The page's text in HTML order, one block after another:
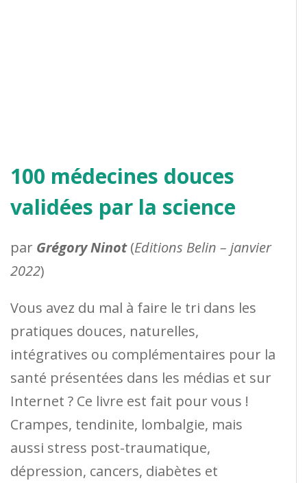
100 médecines douces
validées par la science
par Grégory Ninot(Editions Belin – janvier
2022)
Vous avez du mal à faire le tri dans les
pratiques douces, naturelles,
intégratives ou complémentaires pour la
santé présentées dans les médias et sur
Internet ? Ce livre est fait pour vous !
Crampes, tendinite, lombalgie, mais
aussi stress post-traumatique,
dépression, cancers, diabètes et